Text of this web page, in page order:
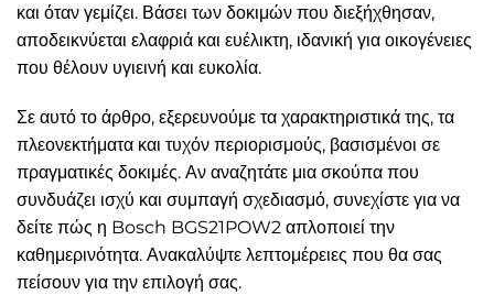
και όταν γεμίζει. Βάσει των δοκιμών που διεξήχθησαν,
αποδεικνύεται ελαφριά και ευέλικτη, ιδανική για οικογένειες
που θέλουν υγιεινή και ευκολία.
Σε αυτό το άρθρο, εξερευνούμε τα χαρακτηριστικά της, τα
πλεονεκτήματα και τυχόν περιορισμούς, βασισμένοι σε
πραγματικές δοκιμές. Αν αναζητάτε μια σκούπα που
συνδυάζει ισχύ και συμπαγή σχεδιασμό, συνεχίστε για να
δείτε πώς η Bosch BGS21POW2 απλοποιεί την
καθημερινότητα. Ανακαλύψτε λεπτομέρειες που θα σας
πείσουν για την επιλογή σας.